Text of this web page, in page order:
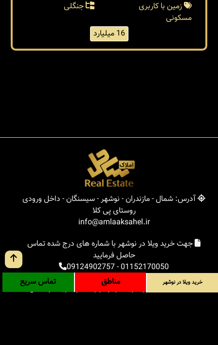
زمین با کاربری
مسکونی
جنگلی
16 میلیارد
آدرس: شمال - مازندران - نوشهر - سیسنگان - داخل ورودی
روستای پی کلا
info@amlaaksahel.ir
جهت خرید ویلا در نوشهر با شماره های درج شده تماس
حاصل فرمایید
01152170050
-
09124902757
املاک ساحل
خرید ویلا در نوشهر
خرید ویلا در شمال
خرید ویلا در نوشهر مناطق تماس سریع